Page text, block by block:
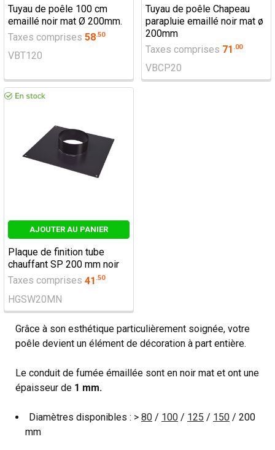
Tuyau de poêle 100 cm
emaillé noir mat Ø 200mm.
Taxes comprises 58.50
VBT120
Tuyau de poêle Chapeau
parapluie emaillé noir mat ø
200mm
Taxes comprises 71 .00
VBCP20
AJOUTER AU PANIER
Plaque de finition tube
chauffant SP 200 mm noir
Taxes comprises 41 .50
HGSW20MN
Grâce à son esthétique particulièrement soignée, votre
poêle devient un élément de décoration à part entière.
Le conduit de fumée émaillée sont en noir mat et ont une
épaisseur de 1 mm.
Diamètres disponibles : > 80 / 100 / 125 / 150 / 200
mm